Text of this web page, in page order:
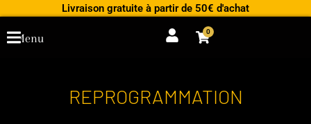
contenu
Livraison gratuite à partir de 50€ d'achat
0
Cart
Menu
REPROGRAMMATION